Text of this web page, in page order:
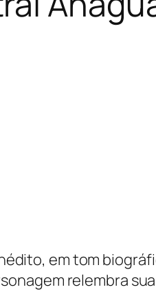
em tom
relembra